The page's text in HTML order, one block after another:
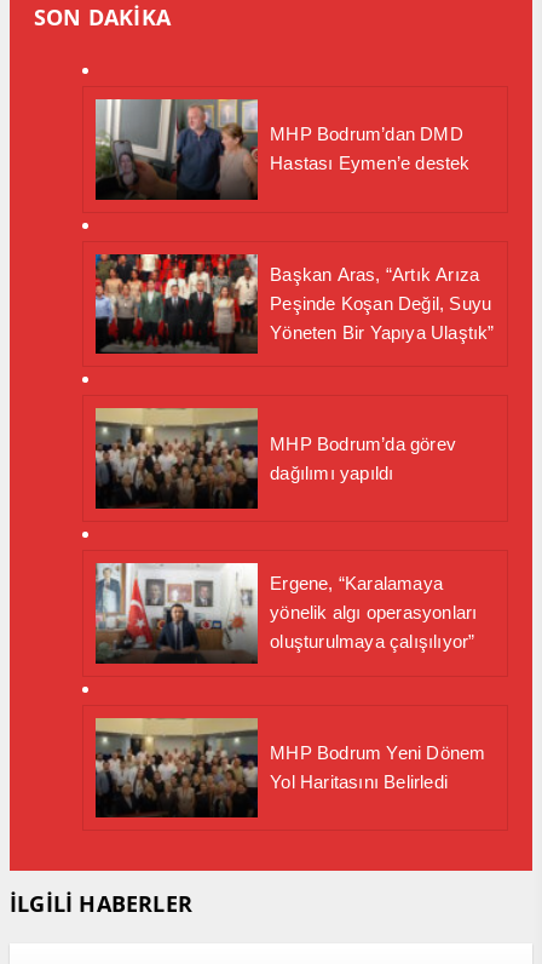
SON DAKİKA
MHP Bodrum’dan DMD
Hastası Eymen’e destek
Başkan Aras, “Artık Arıza
Peşinde Koşan Değil, Suyu
Yöneten Bir Yapıya Ulaştık”
MHP Bodrum’da görev
dağılımı yapıldı
Ergene, “Karalamaya
yönelik algı operasyonları
oluşturulmaya çalışılıyor”
MHP Bodrum Yeni Dönem
Yol Haritasını Belirledi
İLGİLİ HABERLER